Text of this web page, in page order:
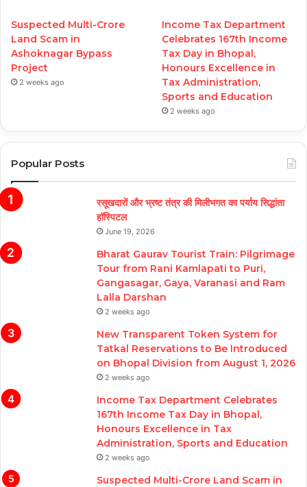
Suspected Multi-Crore
Land Scam in
Ashoknagar Bypass
Project
2 weeks ago
Income Tax Department
Celebrates 167th Income
Tax Day in Bhopal,
Honours Excellence in
Tax Administration,
Sports and Education
2 weeks ago
Popular Posts
रसूखदारों और भ्रष्ट तंत्र की मिलीभगत का पर्याय सिद्धांता
हॉस्पिटल
June 19, 2026
Bharat Gaurav Tourist Train: Pilgrimage
Tour from Rani Kamlapati to Puri,
Gangasagar, Gaya, Varanasi and Ram
Lalla Darshan
2 weeks ago
New Transparent Token System for
Tatkal Reservations to Be Introduced
on Bhopal Division from August 1, 2026
2 weeks ago
Income Tax Department Celebrates
167th Income Tax Day in Bhopal,
Honours Excellence in Tax
Administration, Sports and Education
2 weeks ago
Suspected Multi-Crore Land Scam in